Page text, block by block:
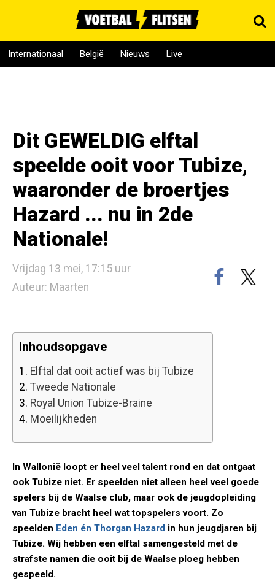
Internationaal België Nieuws Live
Dit GEWELDIG elftal
speelde ooit voor Tubize,
waaronder de broertjes
Hazard ... nu in 2de
Nationale!
Vrijdag 13 mei, 17:15 uur
Auteur: Maarten
Inhoudsopgave
1. Elftal dat ooit actief was bij Tubize
2. Tweede Nationale
3. Royal Union Tubize-Braine
4. Moeilijkheden
In Wallonië loopt er heel veel talent rond en dat ontgaat
ook Tubize niet. Er speelden niet alleen heel veel goede
spelers bij de Waalse club, maar ook de jeugdopleiding
van Tubize bracht heel wat topspelers voort. Zo
speelden Eden én Thorgan Hazard in hun jeugdjaren bij
Tubize. Wij hebben een elftal samengesteld met de
strafste namen die ooit bij de Waalse ploeg hebben
gespeeld.